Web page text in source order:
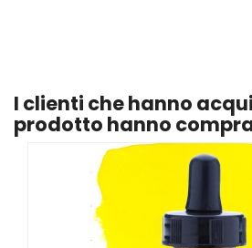
I clienti che hanno
prodotto hanno